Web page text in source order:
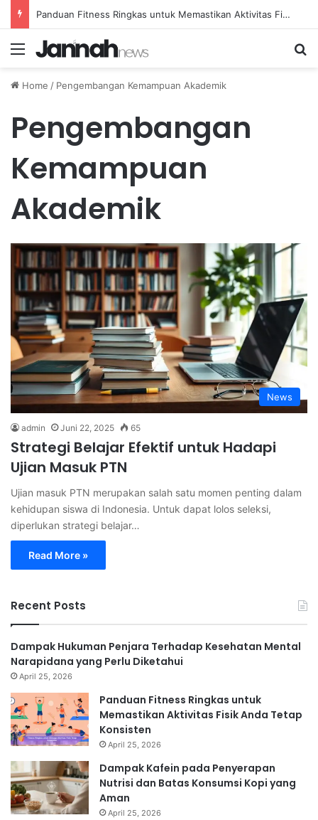
Panduan Fitness Ringkas untuk Memastikan Aktivitas Fisik Anda Tetap Konsisten
Menu
Home / Pengembangan Kemampuan Akademik
Pengembangan
Kemampuan
Akademik
News
admin Juni 22, 2025 65
Strategi Belajar Efektif untuk Hadapi
Ujian Masuk PTN
Ujian masuk PTN merupakan salah satu momen penting dalam
kehidupan siswa di Indonesia. Untuk dapat lolos seleksi,
diperlukan strategi belajar…
Read More »
Recent Posts
Dampak Hukuman Penjara Terhadap Kesehatan Mental
Narapidana yang Perlu Diketahui
April 25, 2026
Panduan Fitness Ringkas untuk
Memastikan Aktivitas Fisik Anda Tetap
Konsisten
April 25, 2026
Dampak Kafein pada Penyerapan
Nutrisi dan Batas Konsumsi Kopi yang
Aman
April 25, 2026